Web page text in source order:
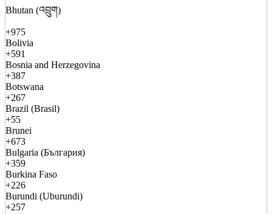
Bhutan (འབྲུག)
+975
Bolivia
+591
Bosnia and Herzegovina
+387
Botswana
+267
Brazil (Brasil)
+55
Brunei
+673
Bulgaria (България)
+359
Burkina Faso
+226
Burundi (Uburundi)
+257